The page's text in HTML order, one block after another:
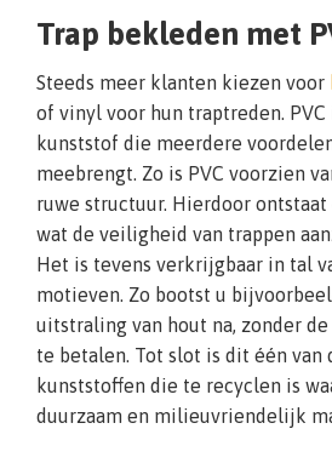
Trap bekleden met
Steeds meer klanten kiezen voor
of vinyl voor hun traptreden. PVC
kunststof die meerdere
meebrengt. Zo is PVC voorzien
ruwe structuur. Hierdoor
wat de veiligheid van trappen
Het is tevens verkrijgbaar in tal
motieven. Zo bootst u
uitstraling van hout na, zonder
te betalen. Tot slot is dit één van
kunststoffen die te recyclen is
duurzaam en milieuvriendelijk